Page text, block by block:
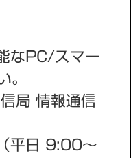
なPC/スマー
。
局 情報通信
平⽇ 9:00〜